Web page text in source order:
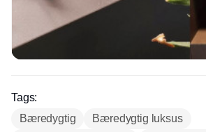
Tags:
Bæredygtig
Bæredygtig luksus